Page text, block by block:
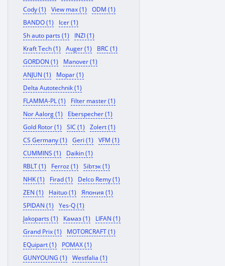
Cody (1)
View max (1)
ODM (1)
BANDO (1)
Icer (1)
Sh auto parts (1)
INZI (1)
Kraft Tech (1)
Auger (1)
BRC (1)
GORDON (1)
Manover (1)
ANJUN (1)
Mopar (1)
Delta Autotechnik (1)
FLAMMA-PL (1)
Filter master (1)
Nor Aalorg (1)
Eberspecher (1)
Gold Rotor (1)
SIC (1)
Zolert (1)
CS Germany (1)
Geri (1)
VFM (1)
CUMMINS (1)
Daikin (1)
RBLT (1)
Ferroz (1)
Sibтэк (1)
NHK (1)
Firad (1)
Delco Remy (1)
ZEN (1)
Haituo (1)
Япония (1)
SPIDAN (1)
Yes-Q (1)
Jakoparts (1)
Камаз (1)
LIFAN (1)
Grand Prix (1)
MOTORCRAFT (1)
EQuipart (1)
POMAX (1)
GUNYOUNG (1)
Westfalia (1)